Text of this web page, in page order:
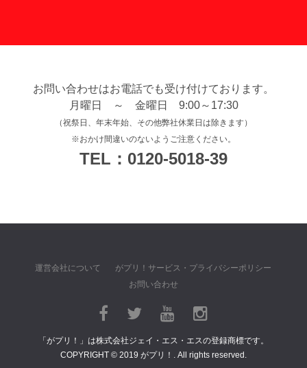
お問い合わせはお電話でも受け付けております。
月曜日 ～ 金曜日 9:00～17:30
（祝祭日、年末年始、その他弊社休業日は除きます）
※おかけ間違いのないようご注意ください。
TEL：0120-5018-39
運営会社について
がプリ！サービス・プライバシーポリシー
お問い合わせ
「がプリ！」は株式会社ジェイ・エス・エスの登録商標です。
COPYRIGHT © 2019 がプリ！. All rights reserved.